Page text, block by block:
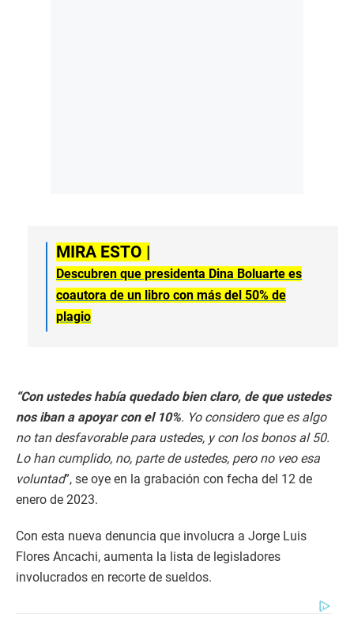
MIRA ESTO |
Descubren que presidenta Dina Boluarte es
coautora de un libro con más del 50% de
plagio
“Con ustedes había quedado bien claro, de que ustedes
nos iban a apoyar con el 10%. Yo considero que es algo
no tan desfavorable para ustedes, y con los bonos al 50.
Lo han cumplido, no, parte de ustedes, pero no veo esa
voluntad”, se oye en la grabación con fecha del 12 de
enero de 2023.
Con esta nueva denuncia que involucra a Jorge Luis
Flores Ancachi, aumenta la lista de legisladores
involucrados en recorte de sueldos.